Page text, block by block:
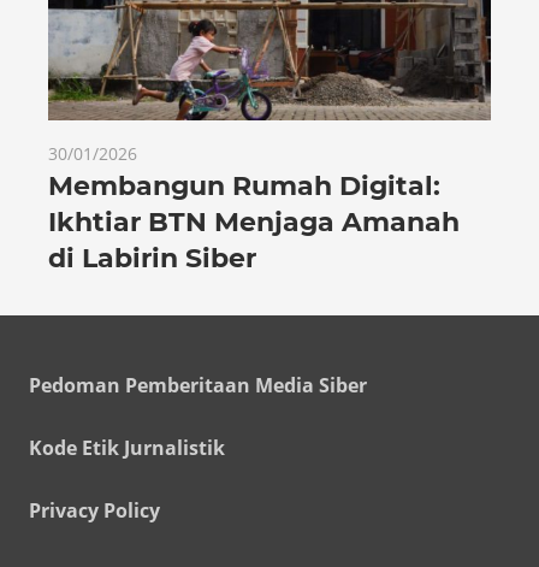
30/01/2026
Membangun Rumah Digital:
Ikhtiar BTN Menjaga Amanah
di Labirin Siber
Pedoman Pemberitaan Media Siber
Kode Etik Jurnalistik
Privacy Policy